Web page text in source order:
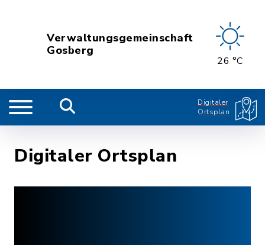
Verwaltungsgemeinschaft
Gosberg
26 °C
Digitaler
Ortsplan
Digitaler Ortsplan